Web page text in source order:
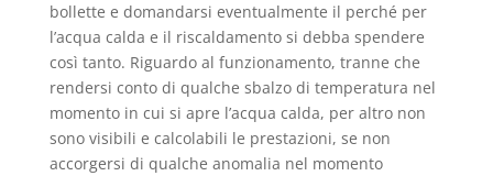
bollette e domandarsi eventualmente il perché per
l’acqua calda e il riscaldamento si debba spendere
così tanto. Riguardo al funzionamento, tranne che
rendersi conto di qualche sbalzo di temperatura nel
momento in cui si apre l’acqua calda, per altro non
sono visibili e calcolabili le prestazioni, se non
accorgersi di qualche anomalia nel momento